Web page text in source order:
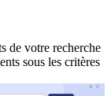
de votre recherche
sous les critères